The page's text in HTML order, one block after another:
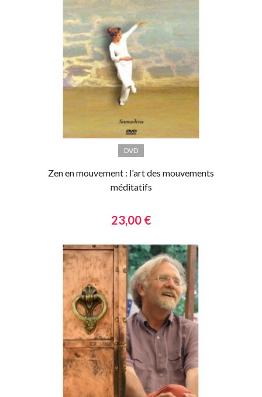
DVD
Zen en mouvement : l'art des mouvements
méditatifs
23,00 €